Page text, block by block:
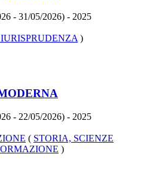
- 31/05/2026) - 2025
)
- 22/05/2026) - 2025
( STORIA, SCIENZE
)